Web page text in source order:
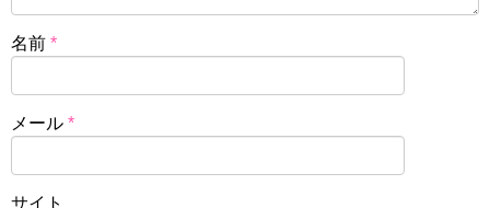
名前 *
メール *
サイト